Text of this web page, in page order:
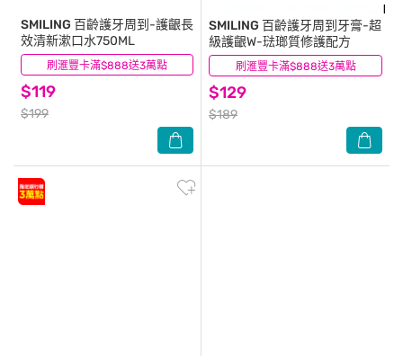
刷滙豐卡滿$888送3萬點
SMILING 百齡護牙周到-護齦長
效清新漱口水750ML
$119
$199
(6) 刷滙豐卡滿$888送3萬點
SMILING 百齡護牙周到牙膏-超
級護齦W-琺瑯質修護配方
$129
$189
(3)